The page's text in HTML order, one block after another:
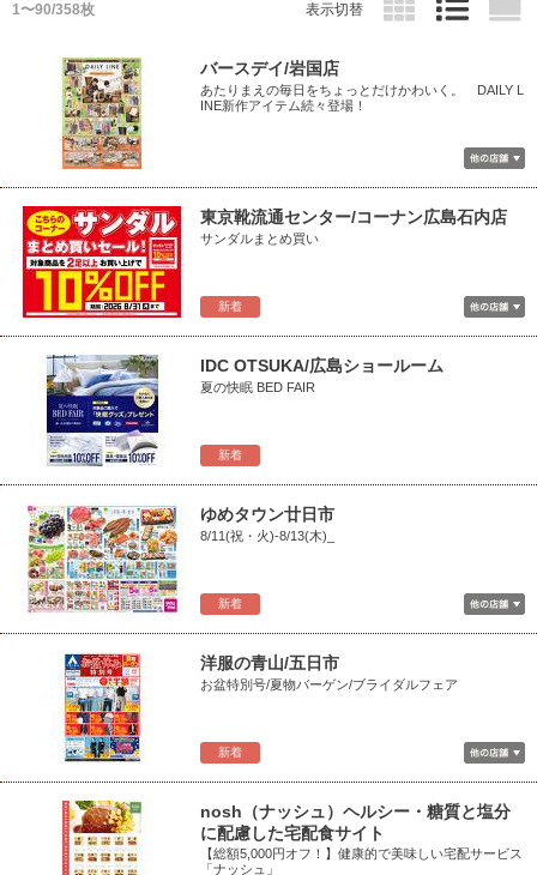
1〜90/358枚 表示切替
バースデイ/岩国店
あたりまえの毎日をちょっとだけかわいく。 DAILY L
INE新作アイテム続々登場！
新着
東京靴流通センター/コーナン広島石内店
サンダルまとめ買い
新着
IDC OTSUKA/広島ショールーム
夏の快眠 BED FAIR
新着
ゆめタウン廿日市
8/11(祝・火)-8/13(木)_
新着
洋服の青山/五日市
お盆特別号/夏物バーゲン/ブライダルフェア
nosh（ナッシュ）ヘルシー・糖質と塩分
に配慮した宅配食サイト
【総額5,000円オフ！】健康的で美味しい宅配サービス
「ナッシュ」